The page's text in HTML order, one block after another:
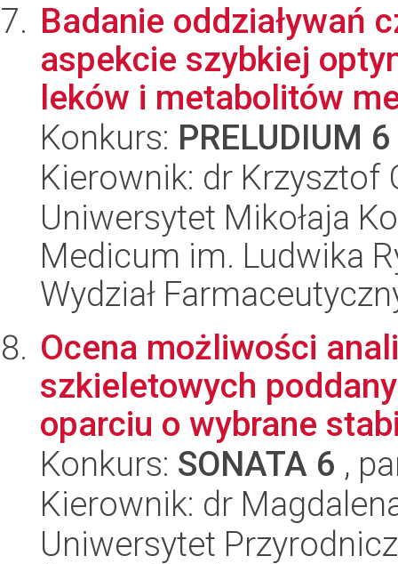
Badanie oddziaływań
aspekcie szybkiej
leków i metabolitów
Konkurs: PRELUDIUM 6
Kierownik: dr Krzysztof
Uniwersytet Mikołaja
Medicum im. Ludwika
Wydział
Ocena możliwości
szkieletowych
oparciu o wybrane
Konkurs: SONATA 6 ,
Kierownik: dr
Uniwersytet